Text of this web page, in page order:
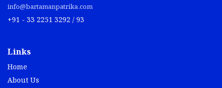
info@bartamanpatrika.com
+91 - 33 2251 3292 / 93
Links
Home
About Us